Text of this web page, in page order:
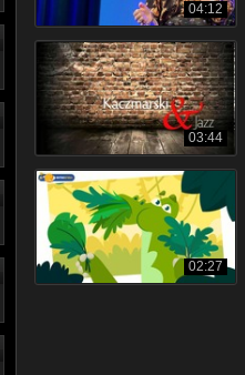
04:12
03:44
02:27